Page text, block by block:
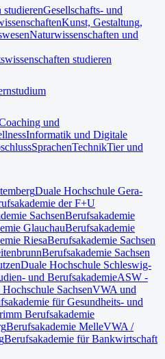
studierenGesellschafts- und
Kunst, Gestaltung,
Naturwissenschaften und
studieren
und
Informatik und Digitale
SprachenTechnikTier und
Duale Hochschule Gera-
der F+U
SachsenBerufsakademie
GlauchauBerufsakademie
RiesaBerufsakademie Sachsen
Berufsakademie Sachsen
Duale Hochschule Schleswig-
und BerufsakademieASW -
SachsenVWA und
für Gesundheits- und
Berufsakademie
Berufsakademie MelleVWA /
Berufsakademie für Bankwirtschaft